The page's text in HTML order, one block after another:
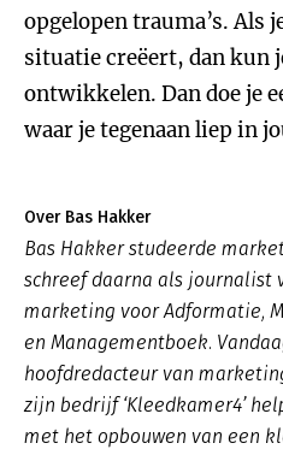
opgelopen trauma’s. Als
situatie creëert, dan kun
ontwikkelen. Dan doe je
waar je tegenaan liep in
Over Bas Hakker
Bas Hakker studeerde
schreef daarna als journalist
marketing voor Adformatie,
en Managementboek.
hoofdredacteur van
zijn bedrijf ‘Kleedkamer4’
met het opbouwen van een